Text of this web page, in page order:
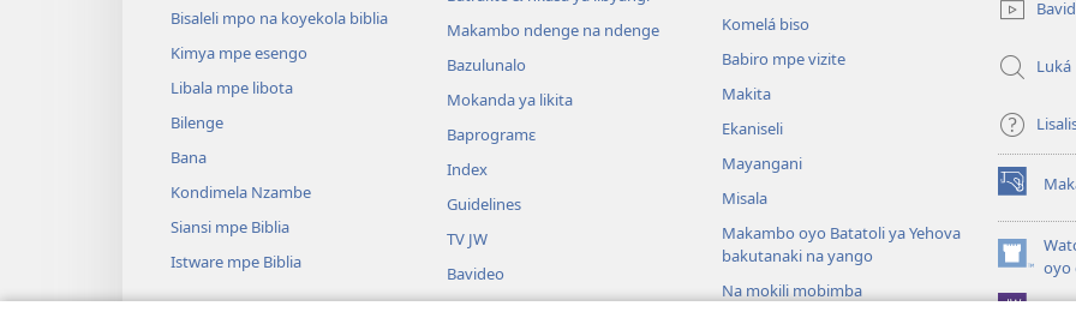
Bisaleli mpo na koyekola biblia
Kimya mpe esengo
Libala mpe libota
Bilenge
Bana
Kondimela Nzambe
Siansi mpe Biblia
Istware mpe Biblia
Makambo ndenge na ndenge
Bazulunalo
Mokanda ya likita
Baprogramɛ
Index
Guidelines
TV JW
Bavideo
Komelá biso
Babiro mpe vizite
Makita
Ekaniseli
Mayangani
Misala
Makambo oyo Batatoli ya Yehova
bakutanaki na yango
Na mokili mobimba
mosusu)
Luká
(fungolá
fenɛtrɛ
mosusu)
oyo
(fungolá
fenɛtrɛ